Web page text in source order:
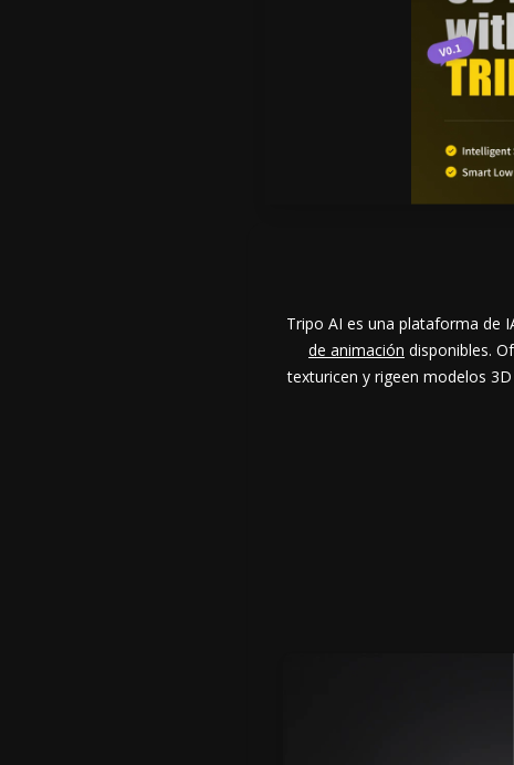
Tripo AI es una plataforma de
de animación disponibles.
texturicen y rigeen modelos